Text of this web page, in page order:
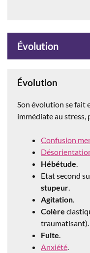
Évolution
Évolution
Son évolution se fait
immédiate au stress,
Confusion
Hébétude.
Etat second
stupeur.
Agitation.
Colère
traumatisant).
Fuite.
Anxiété.